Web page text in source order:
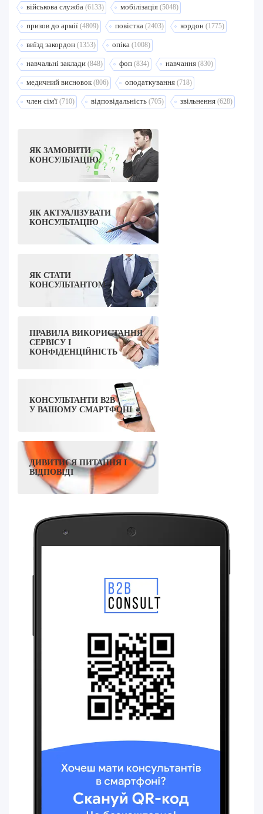
військова служба (6133) мобілізація (5048)
призов до армії (4809) повістка (2403) кордон (1775)
виїзд закордон (1353) опіка (1008)
навчальні заклади (848) фоп (834) навчання (830)
медичний висновок (806) оподаткування (718)
член сім'ї (710) відповідальність (705) звільнення (628)
ЯК ЗАМОВИТИ
КОНСУЛЬТАЦІЮ.
ЯК АКТУАЛІЗУВАТИ
КОНСУЛЬТАЦІЮ
ЯК СТАТИ
КОНСУЛЬТАНТОМ
ПРАВИЛА ВИКОРИСТАННЯ
СЕРВІСУ І
КОНФІДЕНЦІЙНІСТЬ
КОНСУЛЬТАНТИ B2B
У ВАШОМУ СМАРТФОНІ
ДИВИТИСЯ ПИТАННЯ І
ВІДПОВІДІ